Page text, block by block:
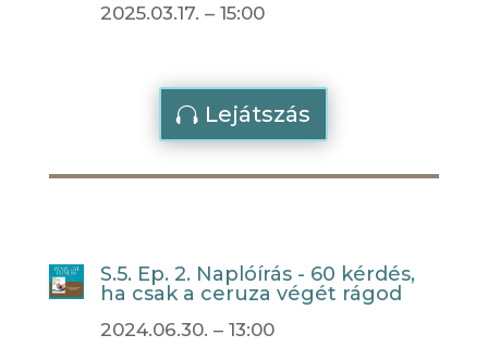
2025.03.17. – 15:00
Lejátszás
S.5. Ep. 2. Naplóírás - 60 kérdés,
ha csak a ceruza végét rágod
2024.06.30. – 13:00